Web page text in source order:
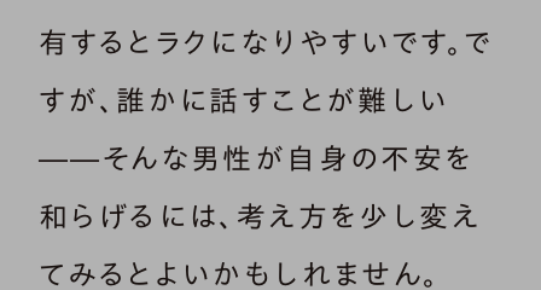
有するとラクになりやすいです。で
すが、誰かに話すことが難しい
――そんな男性が自身の不安を
和らげるには、考え方を少し変え
てみるとよいかもしれません。